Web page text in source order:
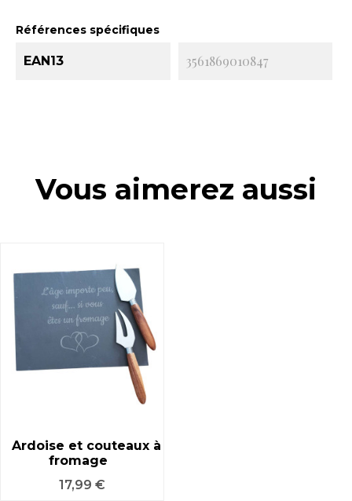
Références spécifiques
EAN13 3561869010847
Vous aimerez aussi
Ardoise et couteaux à
fromage
Prix
17,99 €